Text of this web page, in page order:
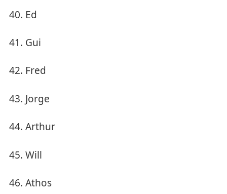
Ed
Gui
Fred
Jorge
Arthur
Will
Athos